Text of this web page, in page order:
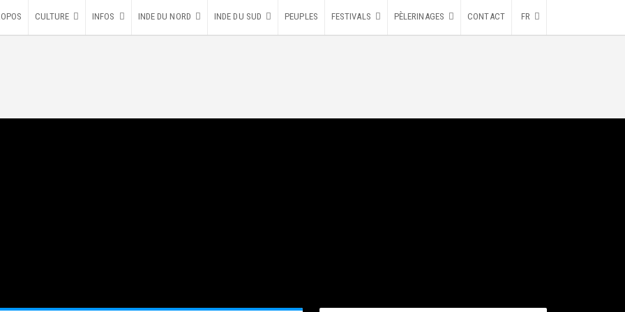
CULTURE INFOS INDE DU NORD INDE DU SUD PEUPLES FESTIVALS PÈLERINAGES CONTACT FR